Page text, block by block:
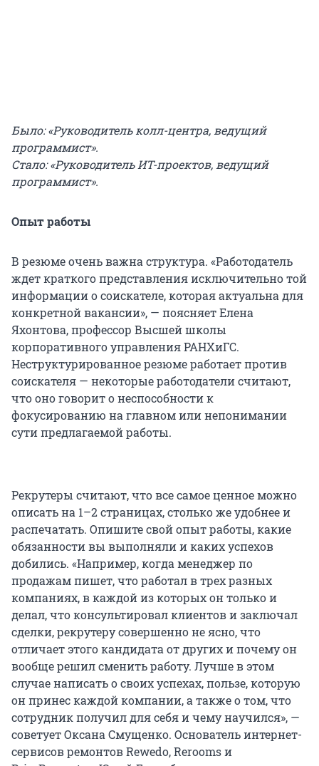
Было: «Руководитель колл-центра, ведущий
программист».
Стало: «Руководитель ИТ-проектов, ведущий
программист».
Опыт работы
В резюме очень важна структура. «Работодатель
ждет краткого представления исключительно той
информации о соискателе, которая актуальна для
конкретной вакансии», — поясняет Елена
Яхонтова, профессор Высшей школы
корпоративного управления РАНХиГС.
Неструктурированное резюме работает против
соискателя — некоторые работодатели считают,
что оно говорит о неспособности к
фокусированию на главном или непонимании
сути предлагаемой работы.
Рекрутеры считают, что все самое ценное можно
описать на 1–2 страницах, столько же удобнее и
распечатать. Опишите свой опыт работы, какие
обязанности вы выполняли и каких успехов
добились. «Например, когда менеджер по
продажам пишет, что работал в трех разных
компаниях, в каждой из которых он только и
делал, что консультировал клиентов и заключал
сделки, рекрутеру совершенно не ясно, что
отличает этого кандидата от других и почему он
вообще решил сменить работу. Лучше в этом
случае написать о своих успехах, пользе, которую
он принес каждой компании, а также о том, что
сотрудник получил для себя и чему научился», —
советует Оксана Смущенко. Основатель интернет-
сервисов ремонтов Rewedo, Rerooms и